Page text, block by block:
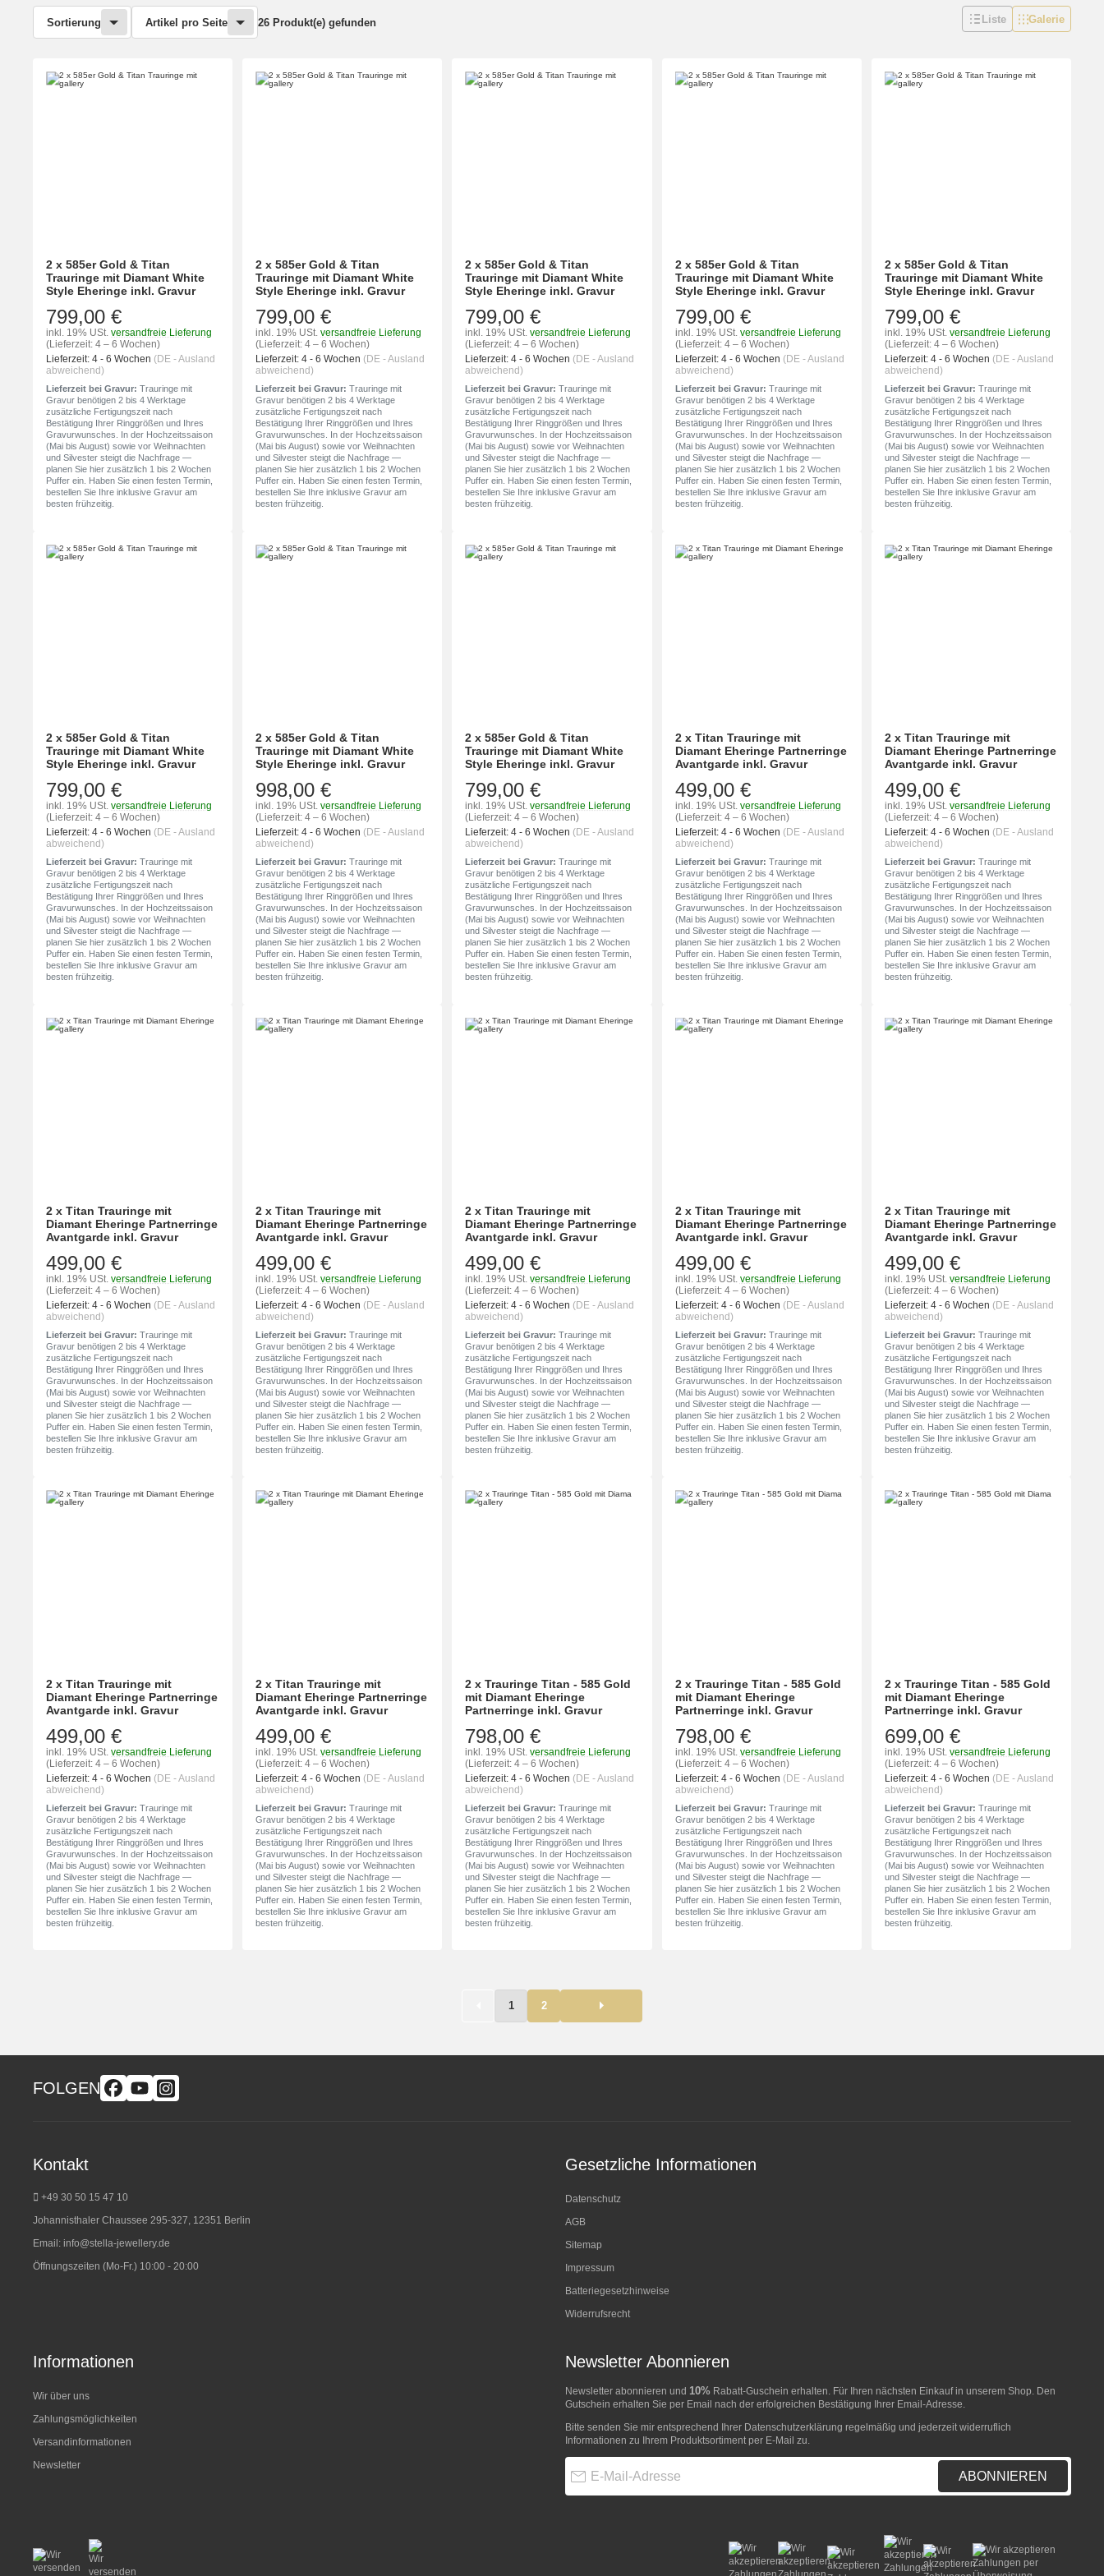
Sortierung Artikel pro Seite 26 Produkt(e) gefunden Liste Galerie
2 x 585er Gold & Titan
Trauringe mit Diamant White
Style Eheringe inkl. Gravur
799,00 €
inkl. 19% USt. versandfreie Lieferung
(Lieferzeit: 4 – 6 Wochen)
Lieferzeit: 4 - 6 Wochen (DE - Ausland
abweichend)
Lieferzeit bei Gravur: Trauringe mit
Gravur benötigen 2 bis 4 Werktage
zusätzliche Fertigungszeit nach
Bestätigung Ihrer Ringgrößen und Ihres
Gravurwunsches. In der Hochzeitssaison
(Mai bis August) sowie vor Weihnachten
und Silvester steigt die Nachfrage —
planen Sie hier zusätzlich 1 bis 2 Wochen
Puffer ein. Haben Sie einen festen Termin,
bestellen Sie Ihre inklusive Gravur am
besten frühzeitig.
2 x 585er Gold & Titan
Trauringe mit Diamant White
Style Eheringe inkl. Gravur
799,00 €
inkl. 19% USt. versandfreie Lieferung
(Lieferzeit: 4 – 6 Wochen)
Lieferzeit: 4 - 6 Wochen (DE - Ausland
abweichend)
Lieferzeit bei Gravur: Trauringe mit
Gravur benötigen 2 bis 4 Werktage
zusätzliche Fertigungszeit nach
Bestätigung Ihrer Ringgrößen und Ihres
Gravurwunsches. In der Hochzeitssaison
(Mai bis August) sowie vor Weihnachten
und Silvester steigt die Nachfrage —
planen Sie hier zusätzlich 1 bis 2 Wochen
Puffer ein. Haben Sie einen festen Termin,
bestellen Sie Ihre inklusive Gravur am
besten frühzeitig.
2 x 585er Gold & Titan
Trauringe mit Diamant White
Style Eheringe inkl. Gravur
799,00 €
inkl. 19% USt. versandfreie Lieferung
(Lieferzeit: 4 – 6 Wochen)
Lieferzeit: 4 - 6 Wochen (DE - Ausland
abweichend)
Lieferzeit bei Gravur: Trauringe mit
Gravur benötigen 2 bis 4 Werktage
zusätzliche Fertigungszeit nach
Bestätigung Ihrer Ringgrößen und Ihres
Gravurwunsches. In der Hochzeitssaison
(Mai bis August) sowie vor Weihnachten
und Silvester steigt die Nachfrage —
planen Sie hier zusätzlich 1 bis 2 Wochen
Puffer ein. Haben Sie einen festen Termin,
bestellen Sie Ihre inklusive Gravur am
besten frühzeitig.
2 x 585er Gold & Titan
Trauringe mit Diamant White
Style Eheringe inkl. Gravur
799,00 €
inkl. 19% USt. versandfreie Lieferung
(Lieferzeit: 4 – 6 Wochen)
Lieferzeit: 4 - 6 Wochen (DE - Ausland
abweichend)
Lieferzeit bei Gravur: Trauringe mit
Gravur benötigen 2 bis 4 Werktage
zusätzliche Fertigungszeit nach
Bestätigung Ihrer Ringgrößen und Ihres
Gravurwunsches. In der Hochzeitssaison
(Mai bis August) sowie vor Weihnachten
und Silvester steigt die Nachfrage —
planen Sie hier zusätzlich 1 bis 2 Wochen
Puffer ein. Haben Sie einen festen Termin,
bestellen Sie Ihre inklusive Gravur am
besten frühzeitig.
2 x 585er Gold & Titan
Trauringe mit Diamant White
Style Eheringe inkl. Gravur
799,00 €
inkl. 19% USt. versandfreie Lieferung
(Lieferzeit: 4 – 6 Wochen)
Lieferzeit: 4 - 6 Wochen (DE - Ausland
abweichend)
Lieferzeit bei Gravur: Trauringe mit
Gravur benötigen 2 bis 4 Werktage
zusätzliche Fertigungszeit nach
Bestätigung Ihrer Ringgrößen und Ihres
Gravurwunsches. In der Hochzeitssaison
(Mai bis August) sowie vor Weihnachten
und Silvester steigt die Nachfrage —
planen Sie hier zusätzlich 1 bis 2 Wochen
Puffer ein. Haben Sie einen festen Termin,
bestellen Sie Ihre inklusive Gravur am
besten frühzeitig.
2 x 585er Gold & Titan
Trauringe mit Diamant White
Style Eheringe inkl. Gravur
799,00 €
inkl. 19% USt. versandfreie Lieferung
(Lieferzeit: 4 – 6 Wochen)
Lieferzeit: 4 - 6 Wochen (DE - Ausland
abweichend)
Lieferzeit bei Gravur: Trauringe mit
Gravur benötigen 2 bis 4 Werktage
zusätzliche Fertigungszeit nach
Bestätigung Ihrer Ringgrößen und Ihres
Gravurwunsches. In der Hochzeitssaison
(Mai bis August) sowie vor Weihnachten
und Silvester steigt die Nachfrage —
planen Sie hier zusätzlich 1 bis 2 Wochen
Puffer ein. Haben Sie einen festen Termin,
bestellen Sie Ihre inklusive Gravur am
besten frühzeitig.
2 x 585er Gold & Titan
Trauringe mit Diamant White
Style Eheringe inkl. Gravur
998,00 €
inkl. 19% USt. versandfreie Lieferung
(Lieferzeit: 4 – 6 Wochen)
Lieferzeit: 4 - 6 Wochen (DE - Ausland
abweichend)
Lieferzeit bei Gravur: Trauringe mit
Gravur benötigen 2 bis 4 Werktage
zusätzliche Fertigungszeit nach
Bestätigung Ihrer Ringgrößen und Ihres
Gravurwunsches. In der Hochzeitssaison
(Mai bis August) sowie vor Weihnachten
und Silvester steigt die Nachfrage —
planen Sie hier zusätzlich 1 bis 2 Wochen
Puffer ein. Haben Sie einen festen Termin,
bestellen Sie Ihre inklusive Gravur am
besten frühzeitig.
2 x 585er Gold & Titan
Trauringe mit Diamant White
Style Eheringe inkl. Gravur
799,00 €
inkl. 19% USt. versandfreie Lieferung
(Lieferzeit: 4 – 6 Wochen)
Lieferzeit: 4 - 6 Wochen (DE - Ausland
abweichend)
Lieferzeit bei Gravur: Trauringe mit
Gravur benötigen 2 bis 4 Werktage
zusätzliche Fertigungszeit nach
Bestätigung Ihrer Ringgrößen und Ihres
Gravurwunsches. In der Hochzeitssaison
(Mai bis August) sowie vor Weihnachten
und Silvester steigt die Nachfrage —
planen Sie hier zusätzlich 1 bis 2 Wochen
Puffer ein. Haben Sie einen festen Termin,
bestellen Sie Ihre inklusive Gravur am
besten frühzeitig.
2 x Titan Trauringe mit
Diamant Eheringe Partnerringe
Avantgarde inkl. Gravur
499,00 €
inkl. 19% USt. versandfreie Lieferung
(Lieferzeit: 4 – 6 Wochen)
Lieferzeit: 4 - 6 Wochen (DE - Ausland
abweichend)
Lieferzeit bei Gravur: Trauringe mit
Gravur benötigen 2 bis 4 Werktage
zusätzliche Fertigungszeit nach
Bestätigung Ihrer Ringgrößen und Ihres
Gravurwunsches. In der Hochzeitssaison
(Mai bis August) sowie vor Weihnachten
und Silvester steigt die Nachfrage —
planen Sie hier zusätzlich 1 bis 2 Wochen
Puffer ein. Haben Sie einen festen Termin,
bestellen Sie Ihre inklusive Gravur am
besten frühzeitig.
2 x Titan Trauringe mit
Diamant Eheringe Partnerringe
Avantgarde inkl. Gravur
499,00 €
inkl. 19% USt. versandfreie Lieferung
(Lieferzeit: 4 – 6 Wochen)
Lieferzeit: 4 - 6 Wochen (DE - Ausland
abweichend)
Lieferzeit bei Gravur: Trauringe mit
Gravur benötigen 2 bis 4 Werktage
zusätzliche Fertigungszeit nach
Bestätigung Ihrer Ringgrößen und Ihres
Gravurwunsches. In der Hochzeitssaison
(Mai bis August) sowie vor Weihnachten
und Silvester steigt die Nachfrage —
planen Sie hier zusätzlich 1 bis 2 Wochen
Puffer ein. Haben Sie einen festen Termin,
bestellen Sie Ihre inklusive Gravur am
besten frühzeitig.
2 x Titan Trauringe mit
Diamant Eheringe Partnerringe
Avantgarde inkl. Gravur
499,00 €
inkl. 19% USt. versandfreie Lieferung
(Lieferzeit: 4 – 6 Wochen)
Lieferzeit: 4 - 6 Wochen (DE - Ausland
abweichend)
Lieferzeit bei Gravur: Trauringe mit
Gravur benötigen 2 bis 4 Werktage
zusätzliche Fertigungszeit nach
Bestätigung Ihrer Ringgrößen und Ihres
Gravurwunsches. In der Hochzeitssaison
(Mai bis August) sowie vor Weihnachten
und Silvester steigt die Nachfrage —
planen Sie hier zusätzlich 1 bis 2 Wochen
Puffer ein. Haben Sie einen festen Termin,
bestellen Sie Ihre inklusive Gravur am
besten frühzeitig.
2 x Titan Trauringe mit
Diamant Eheringe Partnerringe
Avantgarde inkl. Gravur
499,00 €
inkl. 19% USt. versandfreie Lieferung
(Lieferzeit: 4 – 6 Wochen)
Lieferzeit: 4 - 6 Wochen (DE - Ausland
abweichend)
Lieferzeit bei Gravur: Trauringe mit
Gravur benötigen 2 bis 4 Werktage
zusätzliche Fertigungszeit nach
Bestätigung Ihrer Ringgrößen und Ihres
Gravurwunsches. In der Hochzeitssaison
(Mai bis August) sowie vor Weihnachten
und Silvester steigt die Nachfrage —
planen Sie hier zusätzlich 1 bis 2 Wochen
Puffer ein. Haben Sie einen festen Termin,
bestellen Sie Ihre inklusive Gravur am
besten frühzeitig.
2 x Titan Trauringe mit
Diamant Eheringe Partnerringe
Avantgarde inkl. Gravur
499,00 €
inkl. 19% USt. versandfreie Lieferung
(Lieferzeit: 4 – 6 Wochen)
Lieferzeit: 4 - 6 Wochen (DE - Ausland
abweichend)
Lieferzeit bei Gravur: Trauringe mit
Gravur benötigen 2 bis 4 Werktage
zusätzliche Fertigungszeit nach
Bestätigung Ihrer Ringgrößen und Ihres
Gravurwunsches. In der Hochzeitssaison
(Mai bis August) sowie vor Weihnachten
und Silvester steigt die Nachfrage —
planen Sie hier zusätzlich 1 bis 2 Wochen
Puffer ein. Haben Sie einen festen Termin,
bestellen Sie Ihre inklusive Gravur am
besten frühzeitig.
2 x Titan Trauringe mit
Diamant Eheringe Partnerringe
Avantgarde inkl. Gravur
499,00 €
inkl. 19% USt. versandfreie Lieferung
(Lieferzeit: 4 – 6 Wochen)
Lieferzeit: 4 - 6 Wochen (DE - Ausland
abweichend)
Lieferzeit bei Gravur: Trauringe mit
Gravur benötigen 2 bis 4 Werktage
zusätzliche Fertigungszeit nach
Bestätigung Ihrer Ringgrößen und Ihres
Gravurwunsches. In der Hochzeitssaison
(Mai bis August) sowie vor Weihnachten
und Silvester steigt die Nachfrage —
planen Sie hier zusätzlich 1 bis 2 Wochen
Puffer ein. Haben Sie einen festen Termin,
bestellen Sie Ihre inklusive Gravur am
besten frühzeitig.
2 x Titan Trauringe mit
Diamant Eheringe Partnerringe
Avantgarde inkl. Gravur
499,00 €
inkl. 19% USt. versandfreie Lieferung
(Lieferzeit: 4 – 6 Wochen)
Lieferzeit: 4 - 6 Wochen (DE - Ausland
abweichend)
Lieferzeit bei Gravur: Trauringe mit
Gravur benötigen 2 bis 4 Werktage
zusätzliche Fertigungszeit nach
Bestätigung Ihrer Ringgrößen und Ihres
Gravurwunsches. In der Hochzeitssaison
(Mai bis August) sowie vor Weihnachten
und Silvester steigt die Nachfrage —
planen Sie hier zusätzlich 1 bis 2 Wochen
Puffer ein. Haben Sie einen festen Termin,
bestellen Sie Ihre inklusive Gravur am
besten frühzeitig.
2 x Titan Trauringe mit
Diamant Eheringe Partnerringe
Avantgarde inkl. Gravur
499,00 €
inkl. 19% USt. versandfreie Lieferung
(Lieferzeit: 4 – 6 Wochen)
Lieferzeit: 4 - 6 Wochen (DE - Ausland
abweichend)
Lieferzeit bei Gravur: Trauringe mit
Gravur benötigen 2 bis 4 Werktage
zusätzliche Fertigungszeit nach
Bestätigung Ihrer Ringgrößen und Ihres
Gravurwunsches. In der Hochzeitssaison
(Mai bis August) sowie vor Weihnachten
und Silvester steigt die Nachfrage —
planen Sie hier zusätzlich 1 bis 2 Wochen
Puffer ein. Haben Sie einen festen Termin,
bestellen Sie Ihre inklusive Gravur am
besten frühzeitig.
2 x Titan Trauringe mit
Diamant Eheringe Partnerringe
Avantgarde inkl. Gravur
499,00 €
inkl. 19% USt. versandfreie Lieferung
(Lieferzeit: 4 – 6 Wochen)
Lieferzeit: 4 - 6 Wochen (DE - Ausland
abweichend)
Lieferzeit bei Gravur: Trauringe mit
Gravur benötigen 2 bis 4 Werktage
zusätzliche Fertigungszeit nach
Bestätigung Ihrer Ringgrößen und Ihres
Gravurwunsches. In der Hochzeitssaison
(Mai bis August) sowie vor Weihnachten
und Silvester steigt die Nachfrage —
planen Sie hier zusätzlich 1 bis 2 Wochen
Puffer ein. Haben Sie einen festen Termin,
bestellen Sie Ihre inklusive Gravur am
besten frühzeitig.
2 x Trauringe Titan - 585 Gold
mit Diamant Eheringe
Partnerringe inkl. Gravur
798,00 €
inkl. 19% USt. versandfreie Lieferung
(Lieferzeit: 4 – 6 Wochen)
Lieferzeit: 4 - 6 Wochen (DE - Ausland
abweichend)
Lieferzeit bei Gravur: Trauringe mit
Gravur benötigen 2 bis 4 Werktage
zusätzliche Fertigungszeit nach
Bestätigung Ihrer Ringgrößen und Ihres
Gravurwunsches. In der Hochzeitssaison
(Mai bis August) sowie vor Weihnachten
und Silvester steigt die Nachfrage —
planen Sie hier zusätzlich 1 bis 2 Wochen
Puffer ein. Haben Sie einen festen Termin,
bestellen Sie Ihre inklusive Gravur am
besten frühzeitig.
2 x Trauringe Titan - 585 Gold
mit Diamant Eheringe
Partnerringe inkl. Gravur
798,00 €
inkl. 19% USt. versandfreie Lieferung
(Lieferzeit: 4 – 6 Wochen)
Lieferzeit: 4 - 6 Wochen (DE - Ausland
abweichend)
Lieferzeit bei Gravur: Trauringe mit
Gravur benötigen 2 bis 4 Werktage
zusätzliche Fertigungszeit nach
Bestätigung Ihrer Ringgrößen und Ihres
Gravurwunsches. In der Hochzeitssaison
(Mai bis August) sowie vor Weihnachten
und Silvester steigt die Nachfrage —
planen Sie hier zusätzlich 1 bis 2 Wochen
Puffer ein. Haben Sie einen festen Termin,
bestellen Sie Ihre inklusive Gravur am
besten frühzeitig.
2 x Trauringe Titan - 585 Gold
mit Diamant Eheringe
Partnerringe inkl. Gravur
699,00 €
inkl. 19% USt. versandfreie Lieferung
(Lieferzeit: 4 – 6 Wochen)
Lieferzeit: 4 - 6 Wochen (DE - Ausland
abweichend)
Lieferzeit bei Gravur: Trauringe mit
Gravur benötigen 2 bis 4 Werktage
zusätzliche Fertigungszeit nach
Bestätigung Ihrer Ringgrößen und Ihres
Gravurwunsches. In der Hochzeitssaison
(Mai bis August) sowie vor Weihnachten
und Silvester steigt die Nachfrage —
planen Sie hier zusätzlich 1 bis 2 Wochen
Puffer ein. Haben Sie einen festen Termin,
bestellen Sie Ihre inklusive Gravur am
besten frühzeitig.
1 2
FOLGEN
Kontakt
+49 30 50 15 47 10
Johannisthaler Chaussee 295-327, 12351 Berlin
Email: info@stella-jewellery.de
Öffnungszeiten (Mo-Fr.) 10:00 - 20:00
Gesetzliche Informationen
Datenschutz
AGB
Sitemap
Impressum
Batteriegesetzhinweise
Widerrufsrecht
Informationen
Wir über uns
Zahlungsmöglichkeiten
Versandinformationen
Newsletter
Newsletter Abonnieren
Newsletter abonnieren und 10% Rabatt-Guschein erhalten. Für Ihren nächsten Einkauf in unserem Shop. Den
Gutschein erhalten Sie per Email nach der erfolgreichen Bestätigung Ihrer Email-Adresse.
Bitte senden Sie mir entsprechend Ihrer Datenschutzerklärung regelmäßig und jederzeit widerruflich
Informationen zu Ihrem Produktsortiment per E-Mail zu.
ABONNIEREN